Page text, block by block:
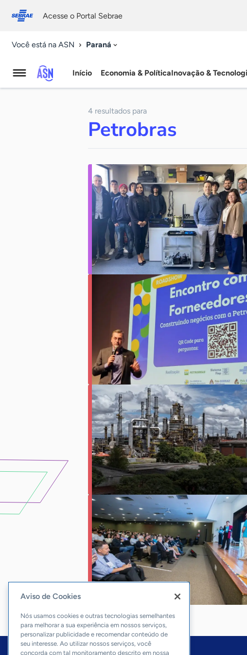
conosco
Acesse o Portal Sebrae
Você está na ASN Paraná
Agência
Notícias
Início Economia & PolíticaInovação &
4 resultados para
Petrobras
Aviso de Cookies
Nós usamos cookies e outras tecnologias semelhantes
para melhorar a sua experiência em nossos serviços,
personalizar publicidade e recomendar conteúdo de
seu interesse. Ao utilizar nossos serviços, você
concorda com tal monitoramento descrito em nossa